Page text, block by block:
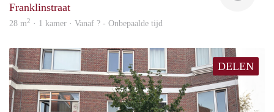
Franklinstraat
28 m2 · 1 kamer · Vanaf ? - Onbepaalde tijd
DELEN